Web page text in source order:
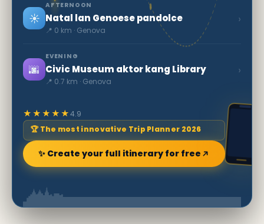
☀️
AFTERNOON
Natal lan Genoese pandolce
📍 0 km · Genova
›
🌆
EVENING
Civic Museum aktor kang Library
📍 0.7 km · Genova
›
★★★★★4.9
🏆 The most innovative Trip Planner 2026
✨ Create your full itinerary for free